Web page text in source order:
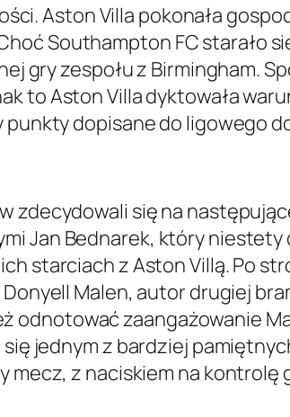
Aston Villa pokonała
Southampton FC starało
gry zespołu z Birmingham.
to Aston Villa dyktowała
dopisane do ligowego
się na
Jan Bednarek, który
starciach z Aston Villą. Po
Malen, autor drugiej
zaangażowanie
jednym z bardziej
z naciskiem na kontrolę